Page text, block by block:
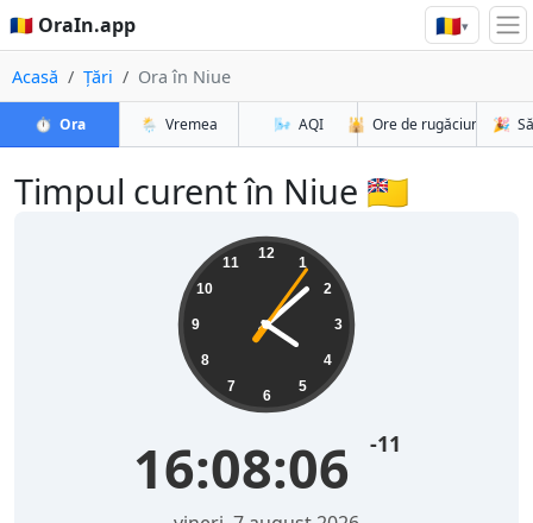
🇷🇴 OraIn.app 🇷🇴▾
Acasă Țări Ora în Niue
⏱️ Ora 🌦️ Vremea 🌬️ AQI 🕌 Ore de rugăciune 🎉
Timpul curent în Niue 🇳🇺
12
1
2
3
4
5
6
7
8
9
10
11
16:08:06 -11